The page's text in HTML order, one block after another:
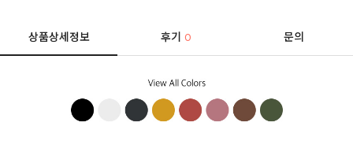
상품상세정보 후기0 문의